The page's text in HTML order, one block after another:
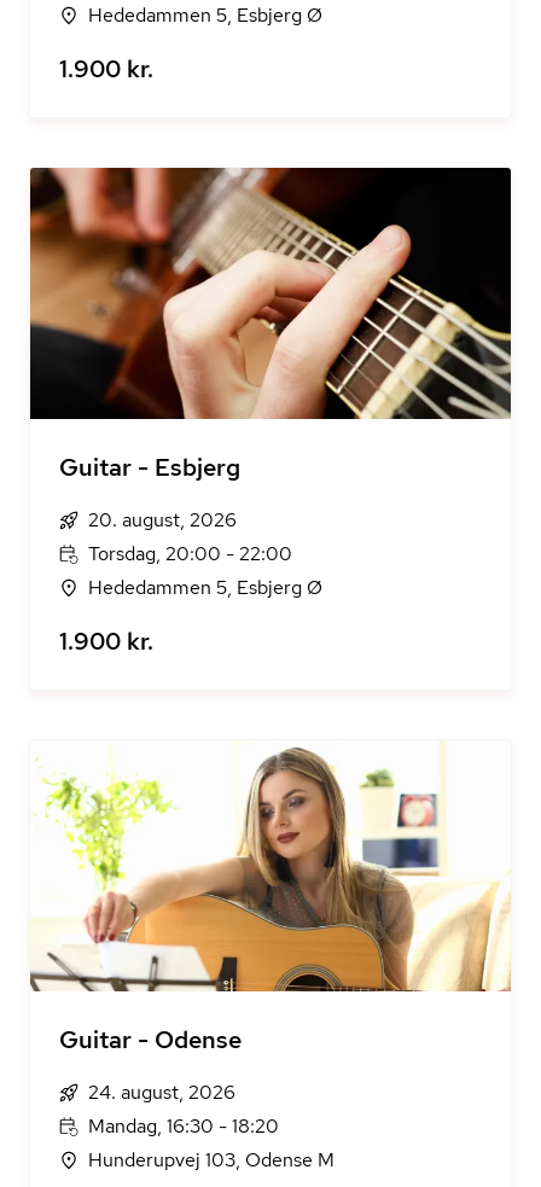
Hededammen 5, Esbjerg Ø
1.900 kr.
Guitar - Esbjerg
20. august, 2026
Torsdag, 20:00 - 22:00
Hededammen 5, Esbjerg Ø
1.900 kr.
Guitar - Odense
24. august, 2026
Mandag, 16:30 - 18:20
Hunderupvej 103, Odense M